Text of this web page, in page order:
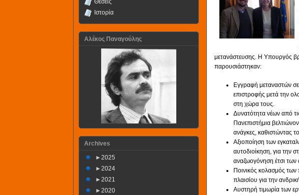
μετανάστευσης. Η Υπουργός
παρουσιάστηκαν:
Εγγραφή μεταναστών
επιστροφής μετά την
στη χώρα τους.
Δυνατότητα νέων από
Πανεπιστήμια
ανάγκες, καθιστώντας
Αξιοποίηση των
αυτοδιοίκηση, για την
αναζωογόνηση έτσι των
Ποινικός κολασμός
πλαισίου για την
Αυστηρή τιμωρία των
Θέσεις
Ιστορία
Αλέκος Παναγούλης
Archives
► 2025
► 2024
► 2021
► 2020